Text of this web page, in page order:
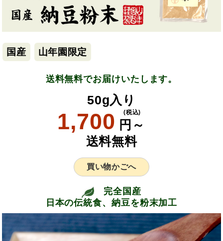
国産 山年園限定
送料無料でお届けいたします。
50g入り
1,700 円～
(税込)
送料無料
買い物かごへ
完全国産
日本の伝統食、納豆を粉末加工